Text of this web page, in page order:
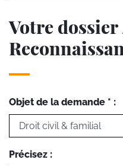
Votre dossier
Objet de la demande * :
Précisez :